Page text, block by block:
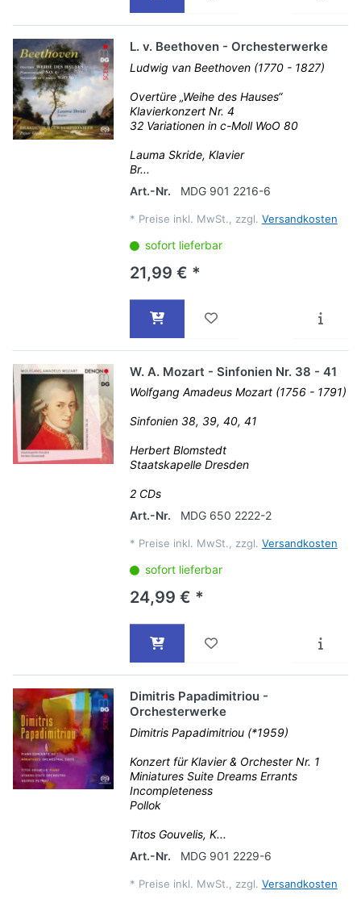
L. v. Beethoven - Orchesterwerke
Ludwig van Beethoven (1770 - 1827)
Overtüre „Weihe des Hauses“
Klavierkonzert Nr. 4
32 Variationen in c-Moll WoO 80
Lauma Skride, Klavier
Br...
Art.-Nr.
MDG 901 2216-6
* Preise inkl. MwSt., zzgl. Versandkosten
sofort lieferbar
21,99 € *
W. A. Mozart - Sinfonien Nr. 38 - 41
Wolfgang Amadeus Mozart (1756 - 1791)
Sinfonien 38, 39, 40, 41
Herbert Blomstedt
Staatskapelle Dresden
2 CDs
Art.-Nr.
MDG 650 2222-2
* Preise inkl. MwSt., zzgl. Versandkosten
sofort lieferbar
24,99 € *
Dimitris Papadimitriou -
Orchesterwerke
Dimitris Papadimitriou (*1959)
Konzert für Klavier & Orchester Nr. 1
Miniatures Suite Dreams Errants
Incompleteness
Pollok
Titos Gouvelis, K...
Art.-Nr.
MDG 901 2229-6
* Preise inkl. MwSt., zzgl. Versandkosten